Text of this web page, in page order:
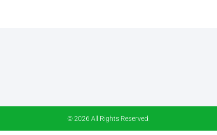
© 2026 All Rights Reserved.